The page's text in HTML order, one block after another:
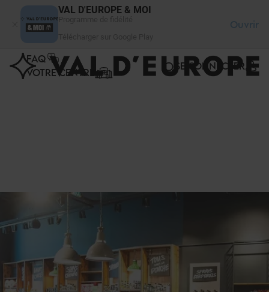
VAL D'EUROPE & MOI
Ouvrir
FAQ
VOTRE CENTRE
SE CONNECTER
Panneau de gestion des cookies